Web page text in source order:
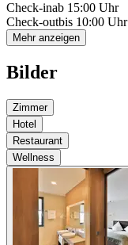
Check-inab 15:00 Uhr
Check-outbis 10:00 Uhr
Mehr anzeigen
Bilder
Zimmer
Hotel
Restaurant
Wellness